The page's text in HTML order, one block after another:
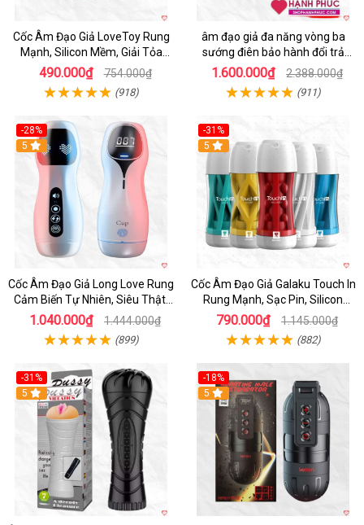
Cốc Âm Đạo Giả LoveToy Rung
Mạnh, Silicon Mềm, Giải Tỏa
Sinh Lý
490.000₫ 754.000₫
(918)
âm đạo giả đa năng vòng ba
sướng điên bảo hành đổi trả
nhanh
1.600.000₫ 2.388.000₫
(911)
-28%
5
Cốc Âm Đạo Giả Long Love Rung
Cảm Biến Tự Nhiên, Siêu Thật,
Sướng
1.040.000₫ 1.444.000₫
(899)
-31%
Hot
5
Cốc Âm Đạo Giả Galaku Touch In
Rung Mạnh, Sạc Pin, Silicon
Mềm
790.000₫ 1.145.000₫
(882)
-31%
5
-18%
5